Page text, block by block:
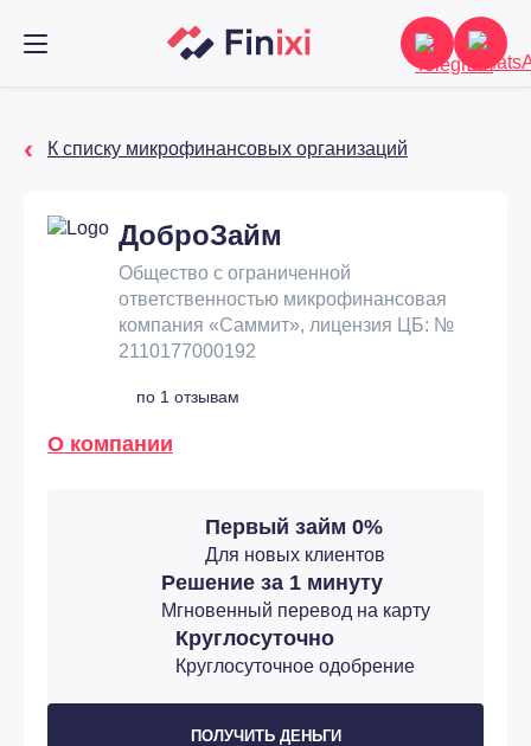
К списку микрофинансовых организаций
ДоброЗайм
Общество с ограниченной
ответственностью микрофинансовая
компания «Саммит», лицензия ЦБ: №
2110177000192
по 1 отзывам
О компании
Первый займ 0%
Для новых клиентов
Решение за 1 минуту
Мгновенный перевод на карту
Круглосуточно
Круглосуточное одобрение
ПОЛУЧИТЬ ДЕНЬГИ